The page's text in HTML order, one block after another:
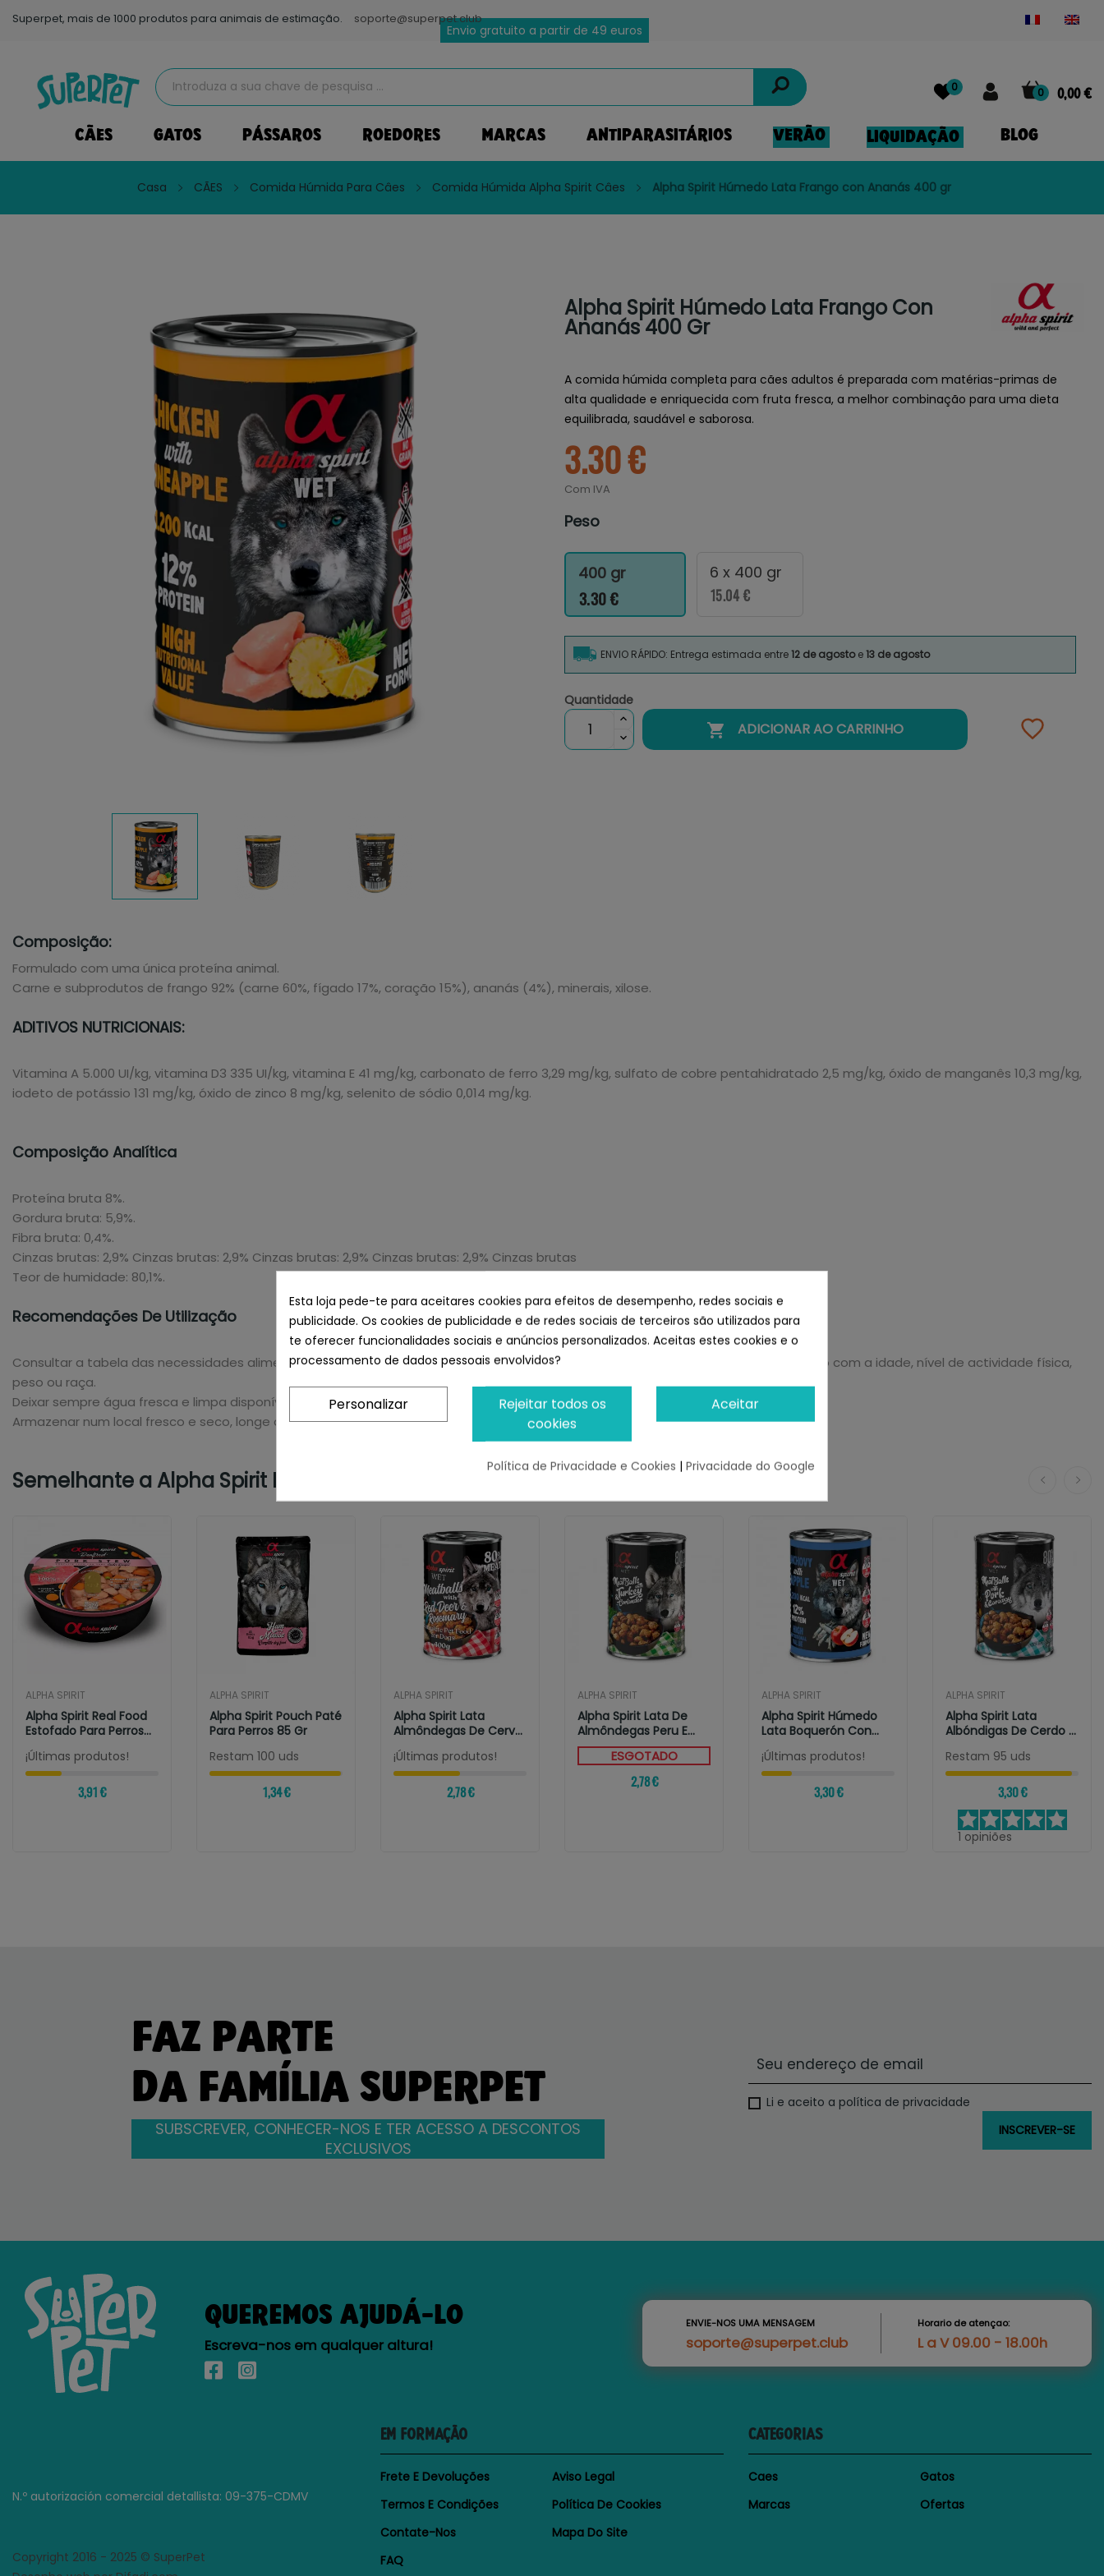
Superpet, mais de 1000 produtos para animais de estimação. soporte@superpet.club
Envio gratuito a partir de 49 euros
0 0,00 €
0
CÃES GATOS PÁSSAROS ROEDORES MARCAS ANTIPARASITÁRIOS VERÃO LIQUIDAÇÃO BLOG
Casa CÃES Comida Húmida Para Câes Comida Húmida Alpha Spirit Câes Alpha Spirit Húmedo Lata Frango con Ananás 400 gr
Alpha Spirit Húmedo Lata Frango Con
Ananás 400 Gr
A comida húmida completa para cães adultos é preparada com matérias-primas de
alta qualidade e enriquecida com fruta fresca, a melhor combinação para uma dieta
equilibrada, saudável e saborosa.
3.30 €
Com IVA
Peso
400 gr
3.30 €
6 x 400 gr
15.04 €
ENVIO RÁPIDO: Entrega estimada entre12 de agostoe13 de agosto
Quantidade
 ADICIONAR AO CARRINHO
Composição:
Formulado com uma única proteína animal.
Carne e subprodutos de frango 92% (carne 60%, fígado 17%, coração 15%), ananás (4%), minerais, xilose.
ADITIVOS NUTRICIONAIS:
Vitamina A 5.000 UI/kg, vitamina D3 335 UI/kg, vitamina E 41 mg/kg, carbonato de ferro 3,29 mg/kg, sulfato de cobre pentahidratado 2,5 mg/kg, óxido de manganês 10,3 mg/kg,
iodeto de potássio 131 mg/kg, óxido de zinco 8 mg/kg, selenito de sódio 0,014 mg/kg.
Composição Analítica
Proteína bruta 8%.
Gordura bruta: 5,9%.
Fibra bruta: 0,4%.
Cinzas brutas: 2,9% Cinzas brutas: 2,9% Cinzas brutas: 2,9% Cinzas brutas: 2,9% Cinzas brutas
Teor de humidade: 80,1%.
Recomendações De Utilização
Consultar a tabela das necessidades alimentares diárias como ponto de referência, variando a quantidade de alimentos de acordo com a idade, nível de actividade física,
peso ou raça.
Deixar sempre água fresca e limpa disponível para o animal de estimação.
Armazenar num local fresco e seco, longe da luz solar.
Semelhante a Alpha Spirit Húmedo Lata Pollo con Piña 400gr
ALPHA SPIRIT
Alpha Spirit Real Food
Estofado Para Perros
De Cerdo
¡Últimas produtos!
3,91 €
ALPHA SPIRIT
Alpha Spirit Pouch Paté
Para Perros 85 Gr
Restam 100 uds
1,34 €
ALPHA SPIRIT
Alpha Spirit Lata
Almôndegas De Cervo
E Alecrim 400gr
¡Últimas produtos!
2,78 €
ALPHA SPIRIT
Alpha Spirit Lata De
Almôndegas Peru E
Coentro 400g
ESGOTADO
2,78 €
ALPHA SPIRIT
Alpha Spirit Húmedo
Lata Boquerón Con
Manzana Roja...
¡Últimas produtos!
3,30 €
ALPHA SPIRIT
Alpha Spirit Lata
Albóndigas De Cerdo Y
Restam 95 uds
3,30 €
1 opiniões
FAZ PARTE
DA FAMÍLIA SUPERPET
SUBSCREVER, CONHECER-NOS E TER ACESSO A DESCONTOS
EXCLUSIVOS
Li e aceito a política de privacidade
QUEREMOS AJUDÁ-LO
Escreva-nos em qualquer altura!
ENVIE-NOS UMA MENSAGEM
soporte@superpet.club
Horario de atençao:
L a V 09.00 - 18.00h
N.º autorización comercial detallista: 09-375-CDMV
Copyright 2016 - 2025 © SuperPet
EM FORMAÇÃO
Frete E Devoluções
Aviso Legal
Termos E Condições
Política De Cookies
Contate-Nos
Mapa Do Site
FAQ
CATEGORIAS
Caes
Gatos
Marcas
Ofertas
Esta loja pede-te para aceitares cookies para efeitos de desempenho, redes sociais e
publicidade. Os cookies de publicidade e de redes sociais de terceiros são utilizados para
te oferecer funcionalidades sociais e anúncios personalizados. Aceitas estes cookies e o
processamento de dados pessoais envolvidos?
Aceitar
Rejeitar todos os
cookies
Personalizar
Política de Privacidade e Cookies | Privacidade do Google